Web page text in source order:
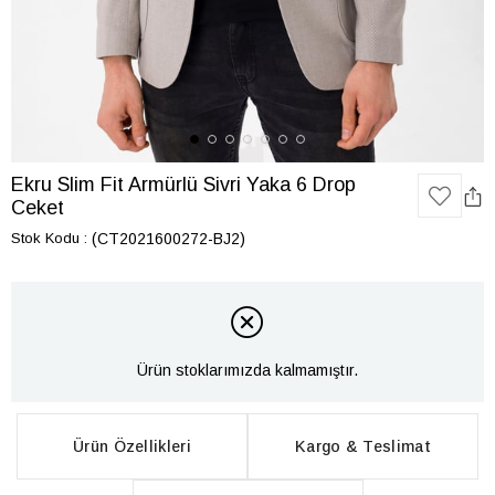
Ekru Slim Fit Armürlü Sivri Yaka 6 Drop
Ceket
Stok Kodu (CT2021600272-BJ2)
Ürün stoklarımızda kalmamıştır.
Ürün Özellikleri Kargo & Teslimat